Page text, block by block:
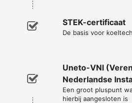
STEK-certificaat
De basis voor
Uneto-VNI
Nederlandse
Een groot pluspunt
hierbij aangesloten is